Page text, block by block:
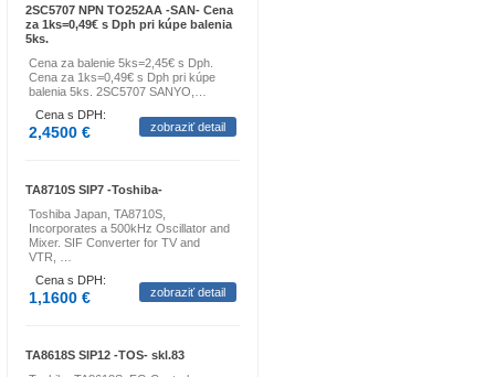
2SC5707 NPN TO252AA -SAN- Cena
za 1ks=0,49€ s Dph pri kúpe balenia
5ks.
Cena za balenie 5ks=2,45€ s Dph.
Cena za 1ks=0,49€ s Dph pri kúpe
balenia 5ks. 2SC5707 SANYO,…
Cena s DPH:
2,4500 € zobraziť detail
TA8710S SIP7 -Toshiba-
Toshiba Japan, TA8710S,
Incorporates a 500kHz Oscillator and
Mixer. SIF Converter for TV and
VTR, …
Cena s DPH:
1,1600 € zobraziť detail
TA8618S SIP12 -TOS- skl.83